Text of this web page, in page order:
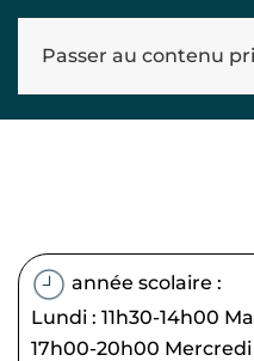
Passer au contenu
année scolaire :
Lundi : 11h30-14h00
17h00-20h00 Mercredi